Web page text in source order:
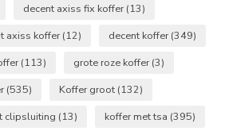
decent axiss fix koffer (13)
axiss koffer (12) decent koffer (349)
(113) grote roze koffer (3)
(535) Koffer groot (132)
clipsluiting (13) koffer met tsa (395)